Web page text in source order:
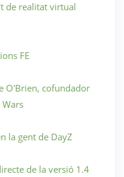
de realitat virtual
FE
O'Brien, cofundador
la gent de DayZ
de la versió 1.4